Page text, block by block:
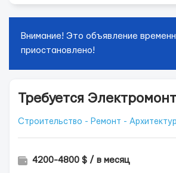
Внимание! Это объявление
приостановлено!
Требуется
Строительство - Ремонт -
4200-4800 $ / в месяц